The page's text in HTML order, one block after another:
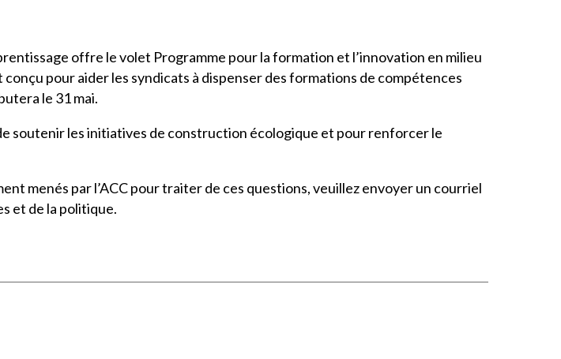
offre le volet Programme pour la formation et l’innovation en milieu
pour aider les syndicats à dispenser des formations de compétences
le 31 mai.
soutenir les initiatives de construction écologique et pour renforcer le
menés par l’ACC pour traiter de ces questions, veuillez envoyer un courriel
et de la politique.